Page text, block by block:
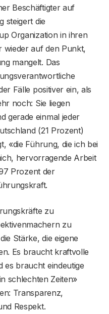
Beschäftigter auf
steigert die
Organization in ihren
wieder auf den Punkt,
mangelt. Das
Fälle positiver ein, als
noch: Sie liegen
gerade einmal jeder
(21 Prozent)
«die Führung, die ich bei
hervorragende Arbeit
Prozent der
zu
zu
Stärke, die eigene
Es braucht kraftvolle
es braucht eindeutige
schlechten Zeiten»
Transparenz,
Respekt.